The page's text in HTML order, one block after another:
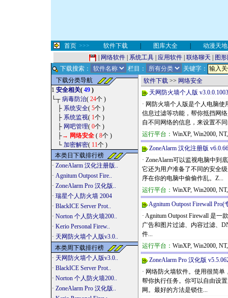
首页 >>> 软件下载 | 图库大全 |
动漫天地
网络软件 系统工具 应用软件 联络聊天
图
下载搜索：
栏目：
关键字：
下载分类导航
1 安全相关( 49 )
└┬ 病毒防治( 24个 )
├ 系统安全( 5个 )
├ 系统监视( 1个 )
├ 网吧管理( 0个 )
├→ 网络安全 ( 8个 )
└ 加密解密( 11个 )
本类日下载排行榜
· ZoneAlarm 汉化注册版..
· Agnitum Outpost Fire..
· ZoneAlarm Pro 汉化版..
· 瑞星个人防火墙 2004
· BlackICE Server Prot..
· Norton 个人防火墙200..
· Kerio Personal Firew..
· 天网防火墙个人版v3.0..
本类周下载排行榜
· 天网防火墙个人版v3.0..
· BlackICE Server Prot..
· Norton 个人防火墙200..
· ZoneAlarm Pro 汉化版..
软件下载 >> 网络安全
天网防火墙个人版
· 网防火墙个人版是个人电脑
信息过滤等功能，帮你抵挡网
自不同网络的信息，来设置不
运行平台： WinXP, Win2000,
ZoneAlarm 汉化注册版
· ZoneAlarm可以监视电脑中
它还为用户准备了不同的安全
序在你的电脑中偷偷作乱。Z...
运行平台： WinXP, Win2000,
Agnitum Outpost Firewall
· Agnitum Outpost Firewall 是
广告和图片过滤、内容过滤、
件...
运行平台： WinXP, Win2000,
ZoneAlarm Pro 汉化版
· 网络防火墙软件。使用很简
帮你执行任务。你可以自由设
网。最好的方法是锁住...